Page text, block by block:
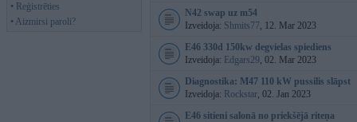
• Reģistrēties
• Aizmirsi paroli?
N42 swap uz m54
Izveidoja: Shmits77, 12. Mar 2023
E46 330d 150kw degvielas spiediens
Izveidoja: Edgars29, 02. Mar 2023
Diagnostika: M47 110 kW pussilis slāpst
Izveidoja: Rockstar, 02. Jan 2023
E46 sitieni salonā no priekšējā riteņa